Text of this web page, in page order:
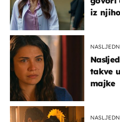
iz
takve
majke